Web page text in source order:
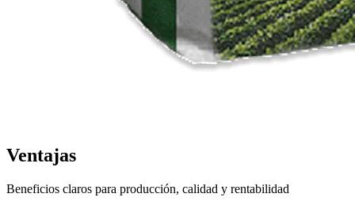
Ventajas
Beneficios claros para producción, calidad y rentabilidad